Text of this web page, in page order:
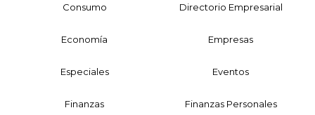
Consumo Directorio Empresarial
Economía Empresas
Especiales Eventos
Finanzas Finanzas Personales